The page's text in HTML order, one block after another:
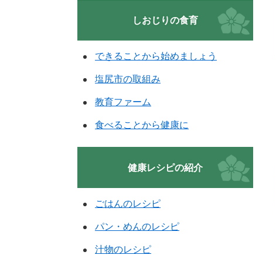
しおじりの食育
できることから始めましょう
塩尻市の取組み
教育ファーム
食べることから健康に
健康レシピの紹介
ごはんのレシピ
パン・めんのレシピ
汁物のレシピ